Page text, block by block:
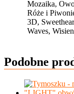
Mozaika,
Róże i
3D,
Waves,
Podobne